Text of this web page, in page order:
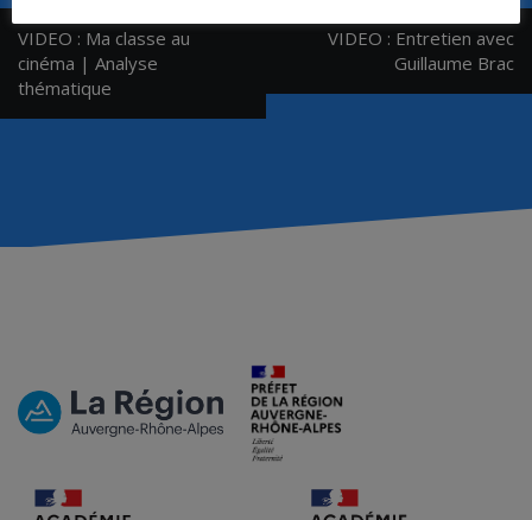
Navigation
de
l’article
VIDEO : Ma classe au
cinéma | Analyse
thématique
VIDEO : Entretien avec
Guillaume Brac